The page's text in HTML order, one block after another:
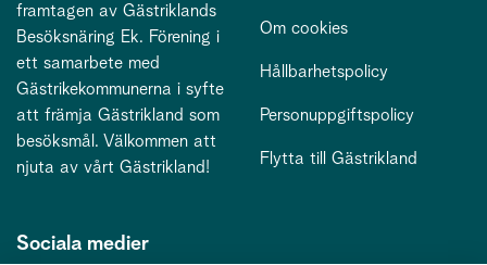
framtagen av Gästriklands
Besöksnäring Ek. Förening i
ett samarbete med
Gästrikekommunerna i syfte
att främja Gästrikland som
besöksmål. Välkommen att
njuta av vårt Gästrikland!
Om cookies
Hållbarhetspolicy
Personuppgiftspolicy
Flytta till Gästrikland
Sociala medier